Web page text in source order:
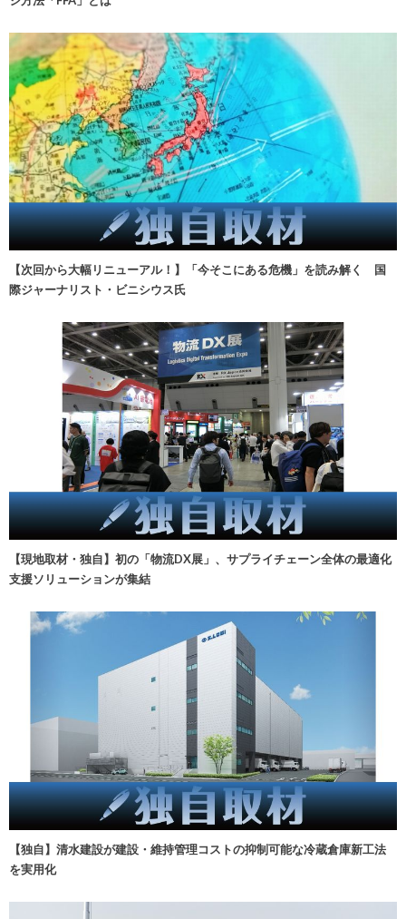
【次回から大幅リニューアル！】「今そこにある危機」を読み解く 国
際ジャーナリスト・ビニシウス氏
【現地取材・独自】初の「物流DX展」、サプライチェーン全体の最適化
支援ソリューションが集結
【独自】清水建設が建設・維持管理コストの抑制可能な冷蔵倉庫新工法
を実用化